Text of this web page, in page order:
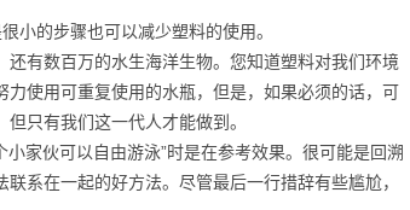
的步骤也可以减少塑料的使用。
有数百万的水生海洋生物。您知道塑料对我们环境
使用可重复使用的水瓶，但是，如果必须的话，可
只有我们这一代人才能做到。
家伙可以自由游泳”时是在参考效果。很可能是回溯
系在一起的好方法。尽管最后一行措辞有些尴尬，